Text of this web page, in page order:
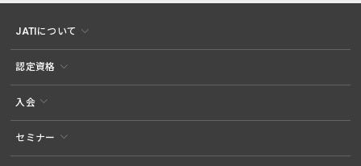
JATIについて
認定資格
入会
セミナー